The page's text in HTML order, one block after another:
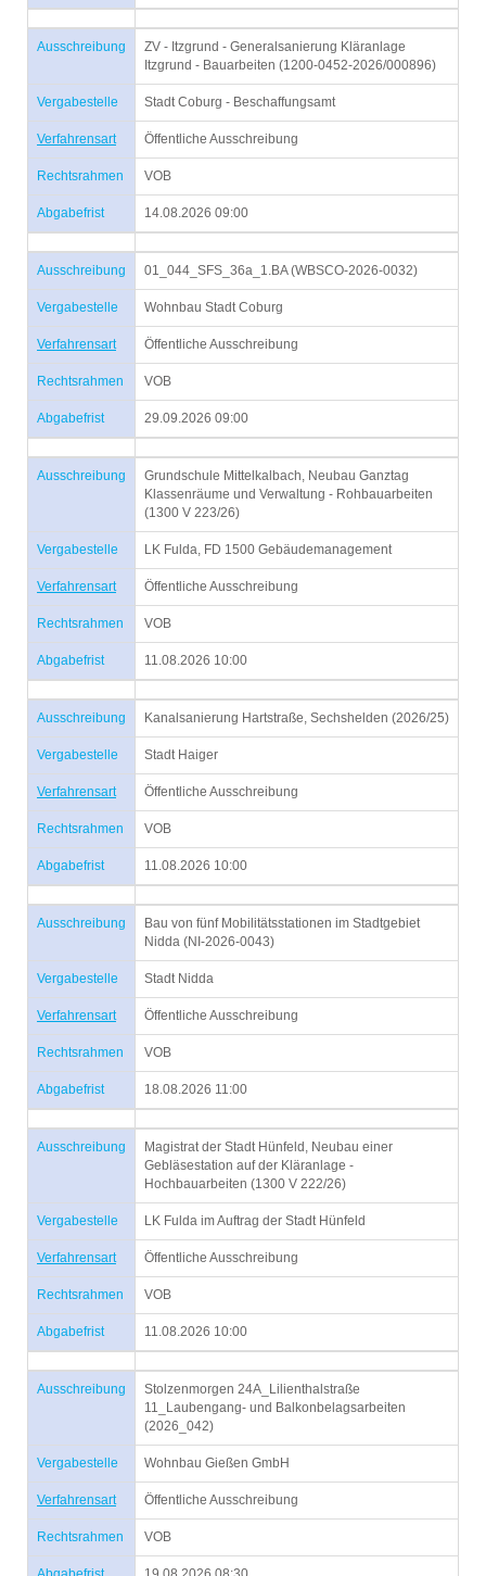
Ausschreibung
ZV - Itzgrund - Generalsanierung Kläranlage
Itzgrund - Bauarbeiten (1200-0452-2026/000896)
Vergabestelle Stadt Coburg - Beschaffungsamt
Verfahrensart Öffentliche Ausschreibung
Rechtsrahmen VOB
Abgabefrist 14.08.2026 09:00
Ausschreibung 01_044_SFS_36a_1.BA (WBSCO-2026-0032)
Vergabestelle Wohnbau Stadt Coburg
Verfahrensart Öffentliche Ausschreibung
Rechtsrahmen VOB
Abgabefrist 29.09.2026 09:00
Ausschreibung
Grundschule Mittelkalbach, Neubau Ganztag
Klassenräume und Verwaltung - Rohbauarbeiten
(1300 V 223/26)
Vergabestelle LK Fulda, FD 1500 Gebäudemanagement
Verfahrensart Öffentliche Ausschreibung
Rechtsrahmen VOB
Abgabefrist 11.08.2026 10:00
Ausschreibung Kanalsanierung Hartstraße, Sechshelden (2026/25)
Vergabestelle Stadt Haiger
Verfahrensart Öffentliche Ausschreibung
Rechtsrahmen VOB
Abgabefrist 11.08.2026 10:00
Ausschreibung
Bau von fünf Mobilitätsstationen im Stadtgebiet
Nidda (NI-2026-0043)
Vergabestelle Stadt Nidda
Verfahrensart Öffentliche Ausschreibung
Rechtsrahmen VOB
Abgabefrist 18.08.2026 11:00
Ausschreibung
Magistrat der Stadt Hünfeld, Neubau einer
Gebläsestation auf der Kläranlage -
Hochbauarbeiten (1300 V 222/26)
Vergabestelle LK Fulda im Auftrag der Stadt Hünfeld
Verfahrensart Öffentliche Ausschreibung
Rechtsrahmen VOB
Abgabefrist 11.08.2026 10:00
Ausschreibung
Stolzenmorgen 24A_Lilienthalstraße
11_Laubengang- und Balkonbelagsarbeiten
(2026_042)
Vergabestelle Wohnbau Gießen GmbH
Verfahrensart Öffentliche Ausschreibung
Rechtsrahmen VOB